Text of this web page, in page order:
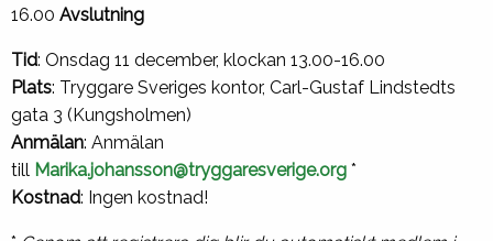
16.00 Avslutning
Tid: Onsdag 11 december, klockan 13.00-16.00
Plats: Tryggare Sveriges kontor, Carl-Gustaf Lindstedts
gata 3 (Kungsholmen)
Anmälan: Anmälan
till Marika.johansson@tryggaresverige.org *
Kostnad: Ingen kostnad!